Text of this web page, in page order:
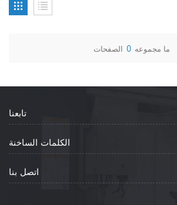
ما مجموعه 0 الصفحات
تابعنا
الكلمات الساخنة
اتصل بنا